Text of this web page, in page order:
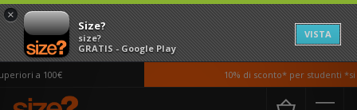
×
Size?
size?
GRATIS - Google Play
VISTA
a 100€ 10% di sconto* per studenti *si